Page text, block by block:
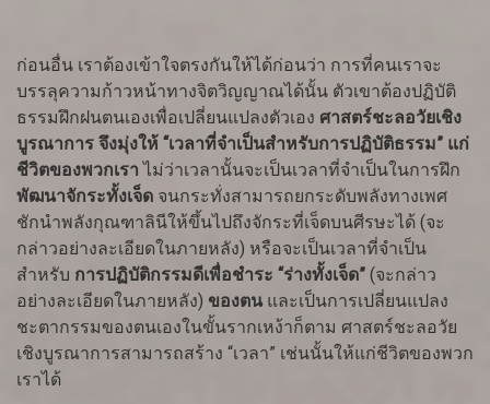
ก่อนอื่น เราต้องเข้าใจตรงกันให้ได้ก่อนว่า การที่คนเราจะ
บรรลุความก้าวหน้าทางจิตวิญญาณได้นั้น ตัวเขาต้องปฏิบัติ
ธรรมฝึกฝนตนเองเพื่อเปลี่ยนแปลงตัวเอง ศาสตร์ชะลอวัยเชิง
บูรณาการ จึงมุ่งให้ “เวลาที่จำเป็นสำหรับการปฏิบัติธรรม” แก่
ชีวิตของพวกเราไม่ว่าเวลานั้นจะเป็นเวลาที่จำเป็นในการฝึก
พัฒนาจักระทั้งเจ็ด จนกระทั่งสามารถยกระดับพลังทางเพศ
ชักนำพลังกุณฑาลินีให้ขึ้นไปถึงจักระที่เจ็ดบนศีรษะได้ (จะ
กล่าวอย่างละเอียดในภายหลัง) หรือจะเป็นเวลาที่จำเป็น
สำหรับ การปฏิบัติกรรมดีเพื่อชำระ “ร่างทั้งเจ็ด” (จะกล่าว
อย่างละเอียดในภายหลัง) ของตน และเป็นการเปลี่ยนแปลง
ชะตากรรมของตนเองในขั้นรากเหง้าก็ตาม ศาสตร์ชะลอวัย
เชิงบูรณาการสามารถสร้าง “เวลา” เช่นนั้นให้แก่ชีวิตของพวก
เราได้